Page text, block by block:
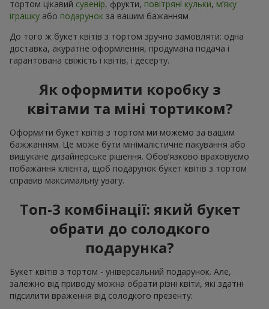
тортом цікавий сувенір, фрукти, повітряні кульки, м’яку
іграшку або подарунок за вашим бажанням
До того ж букет квітів з тортом зручно замовляти: одна
доставка, акуратне оформлення, продумана подача і
гарантована свіжість і квітів, і десерту.
Як оформити коробку з
квітами та міні тортиком?
Оформити букет квітів з тортом ми можемо за вашим
бажжанням. Це може бути мінімалістичне пакування або
вишукане дизайнерське рішення. Обов’язково враховуємо
побажання клієнта, щоб подарунок букет квітів з тортом
справив максимальну увагу.
Топ-3 комбінації: який букет
обрати до солодкого
подарунка?
Букет квітів з тортом - універсальний подарунок. Але,
залежно від приводу можна обрати різні квіти, які здатні
підсилити враження від солодкого презенту: